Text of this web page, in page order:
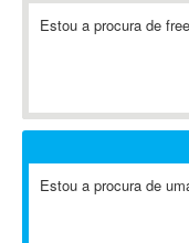
A-GPS
ABAP
Abaqus
ABBYY FineReader
Estou a procura de
Estou a procura de